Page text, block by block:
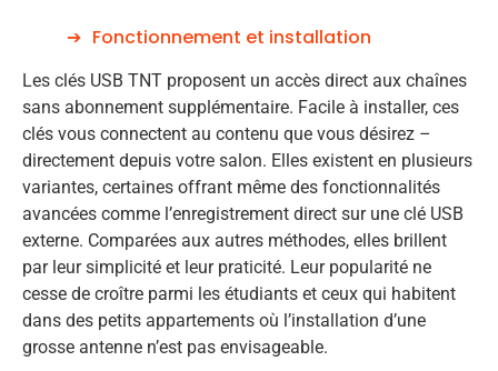
Fonctionnement et installation
Les clés USB TNT proposent un accès direct aux chaînes
sans abonnement supplémentaire. Facile à installer, ces
clés vous connectent au contenu que vous désirez –
directement depuis votre salon. Elles existent en plusieurs
variantes, certaines offrant même des fonctionnalités
avancées comme l’enregistrement direct sur une clé USB
externe. Comparées aux autres méthodes, elles brillent
par leur simplicité et leur praticité. Leur popularité ne
cesse de croître parmi les étudiants et ceux qui habitent
dans des petits appartements où l’installation d’une
grosse antenne n’est pas envisageable.